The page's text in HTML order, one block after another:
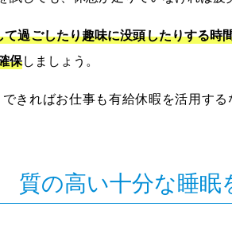
て過ごしたり趣味に没頭したりする時
保しましょう。
きればお仕事も有給休暇を活用す
質の高い十分な睡眠